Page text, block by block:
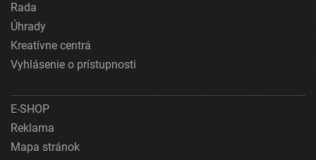
Rada
Úhrady
Kreatívne centrá
Vyhlásenie o prístupnosti
E-SHOP
Reklama
Mapa stránok